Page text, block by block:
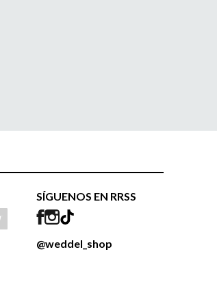
SÍGUENOS EN RRSS
@weddel_shop